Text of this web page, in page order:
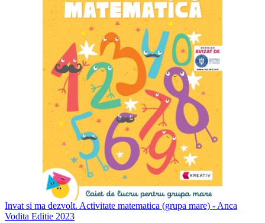
Invat si ma dezvolt. Activitate matematica (grupa mare) - Anca
Vodita Editie 2023